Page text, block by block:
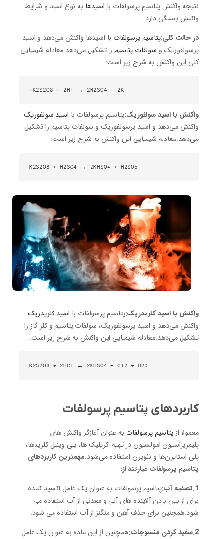
نتیجه واکنش پتاسیم پرسولفات با اسیدها به نوع اسید و شرایط
واکنش بستگی دارد.
در حالت کلی:پتاسیم پرسولفات با اسیدها واکنش می‌دهد و اسید
پرسولفوریک و سولفات پتاسیم را تشکیل می‌دهد.معادله شیمیایی
کلی این واکنش به شرح زیر است:
K2S2O8 + 2H+ → 2H2SO4 + 2K+
واکنش با اسید سولفوریک:پتاسیم پرسولفات با اسید سولفوریک
واکنش می‌دهد و اسید پرسولفوریک و سولفات پتاسیم را تشکیل
می‌دهد.معادله شیمیایی این واکنش به شرح زیر است:
K2S2O8 + H2SO4 → 2KHSO4 + H2SO5
واکنش با اسید کلریدریک:پتاسیم پرسولفات با اسید کلریدریک
واکنش می‌دهد و اسید پرسولفوریک، سولفات پتاسیم و کلر گاز را
تشکیل می‌دهد.معادله شیمیایی این واکنش به شرح زیر است:
K2S2O8 + 2HCl → 2KHSO4 + Cl2 + H2O
کاربردهای پتاسیم پرسولفات
معمولا ازپتاسیم پرسولفات‌ به عنوان آغازگر واکنش‌ های
پلیمریزاسیون امولسیون در تهیه اکریلیک ها، پلی وینیل کلریدها،
پلی استایرن‌ها و نئوپرن استفاده می‌شود.مهمترین کاربردهای
پتاسیم پرسولفات عبارتند از:
1.تصفیه آب:
پتاسیم پرسولفات به عنوان یک عامل اکسید کننده
برای از بین بردن آلاینده های آلی و معدنی از آب استفاده می
شود.همچنین برای حذف آهن و منگنز از آب استفاده می شود.
2.سفید کردن منسوجات:
همچنین از این ماده به عنوان یک عامل